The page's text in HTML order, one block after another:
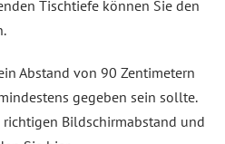
Tischtiefe können Sie den
Abstand von 90 Zentimetern
gegeben sein sollte.
Bildschirmabstand und